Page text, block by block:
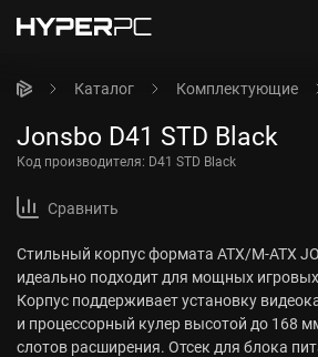
Каталог Комплектующие
Jonsbo D41 STD Black
Код производителя: D41 STD Black
Сравнить
Стильный корпус формата ATX/M-ATX
идеально подходит для мощных
Корпус поддерживает установку
и процессорный кулер высотой до 168
слотов расширения. Отсек для блока